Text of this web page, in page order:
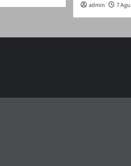
admin 7